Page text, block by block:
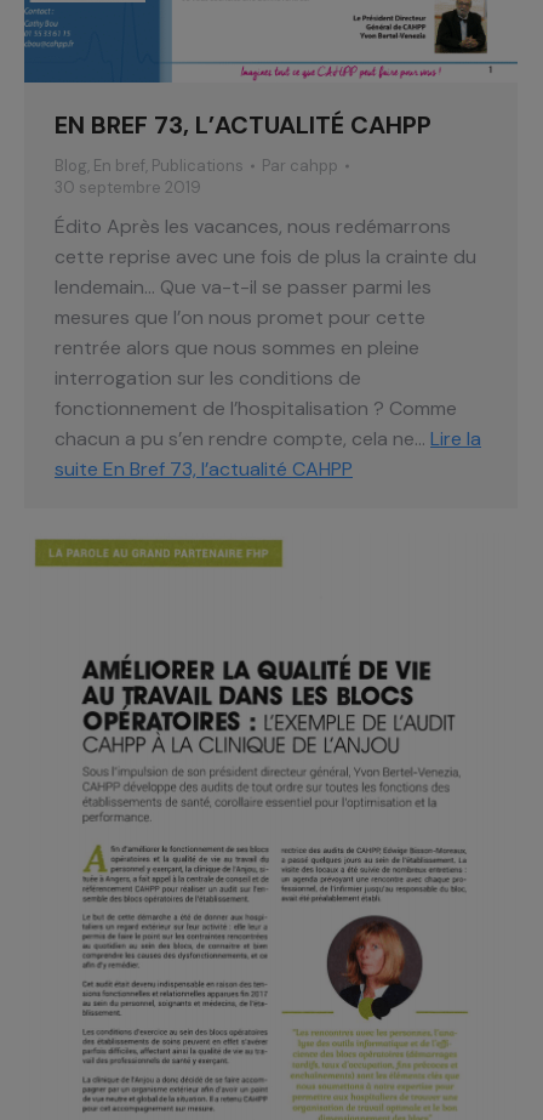
EN BREF 73, L’ACTUALITÉ CAHPP
Blog, En bref, Publications Par cahpp
30 septembre 2019
Édito Après les vacances, nous redémarrons
cette reprise avec une fois de plus la crainte du
lendemain… Que va-t-il se passer parmi les
mesures que l’on nous promet pour cette
rentrée alors que nous sommes en pleine
interrogation sur les conditions de
fonctionnement de l’hospitalisation ? Comme
chacun a pu s’en rendre compte, cela ne… Lire la
suite En Bref 73, l’actualité CAHPP